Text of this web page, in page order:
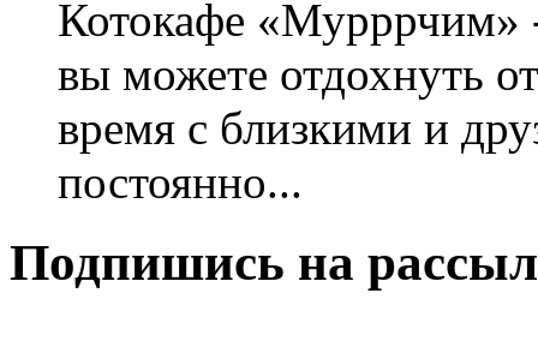
Котокафе «Мурррчим»
вы можете отдохнуть
время с близкими и
постоянно...
Подпишись на